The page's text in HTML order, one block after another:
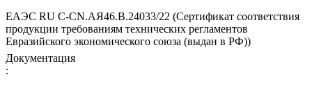
ЕАЭС RU С-CN.АЯ46.В.24033/22 (Сертификат соответствия
продукции требованиям технических регламентов
Евразийского экономического союза (выдан в РФ))
Документация
: